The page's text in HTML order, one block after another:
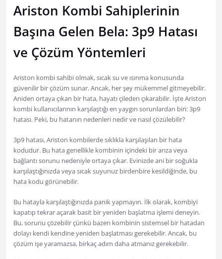
Ariston Kombi Sahiplerinin
Başına Gelen Bela: 3p9 Hatası
ve Çözüm Yöntemleri
Ariston kombi sahibi olmak, sıcak su ve ısınma konusunda
güvenilir bir çözüm sunar. Ancak, her şey mükemmel gitmeyebilir.
Aniden ortaya çıkan bir hata, hayatı çileden çıkarabilir. İşte Ariston
kombi kullanıcılarının karşılaştığı en yaygın sorunlardan biri: 3p9
hatası. Peki, bu hatanın nedenleri nedir ve nasıl çözülebilir?
3p9 hatası, Ariston kombilerde sıklıkla karşılaşılan bir hata
kodudur. Bu hata genellikle kombinin içindeki bir arıza veya
bağlantı sorunu nedeniyle ortaya çıkar. Evinizde ani bir soğukla
karşılaştığınızda veya sıcak suyunuz birdenbire kesildiğinde, bu
hata kodu görünebilir.
Bu hatayla karşılaştığınızda panik yapmayın. İlk olarak, kombiyi
kapatıp tekrar açarak basit bir yeniden başlatma işlemi deneyin.
Bu, sorunu çözebilir çünkü bazen kombinin sistemsel bir hatadan
dolayı kendi kendine yeniden başlatması gerekebilir. Ancak, bu
çözüm işe yaramazsa, birkaç adım daha atmanız gerekebilir.